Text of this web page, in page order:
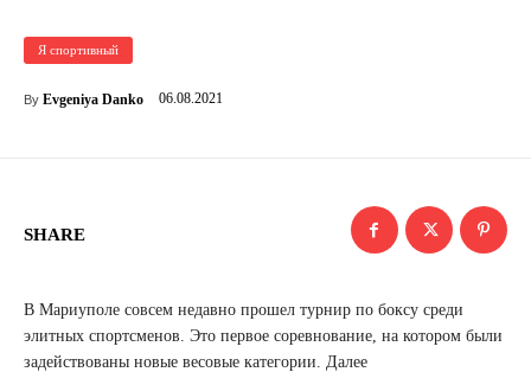
Я спортивный
By Evgeniya Danko 06.08.2021
SHARE
В Мариуполе совсем недавно прошел турнир по боксу среди
элитных спортсменов. Это первое соревнование, на котором были
задействованы новые весовые категории. Далее